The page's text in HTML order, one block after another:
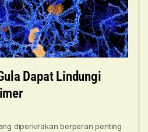
Dapat Lindungi
diperkirakan berperan penting